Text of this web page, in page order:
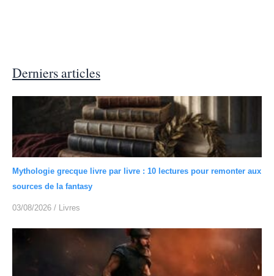
Derniers articles
Mythologie grecque livre par livre : 10 lectures pour remonter aux
sources de la fantasy
03/08/2026 / Livres